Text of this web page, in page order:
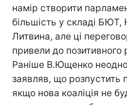
намір створити
більшість у складі
Литвина, але ці
привели до позитивного
Раніше В.Ющенко
заявляв, що розпустить
якщо нова коаліція не